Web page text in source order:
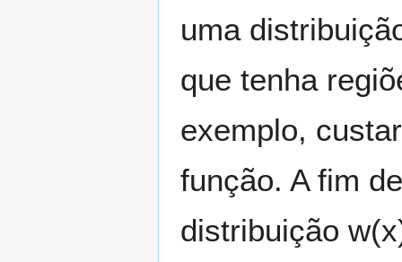
uma
que tenha
exemplo,
função. A fim
distribuição w(x